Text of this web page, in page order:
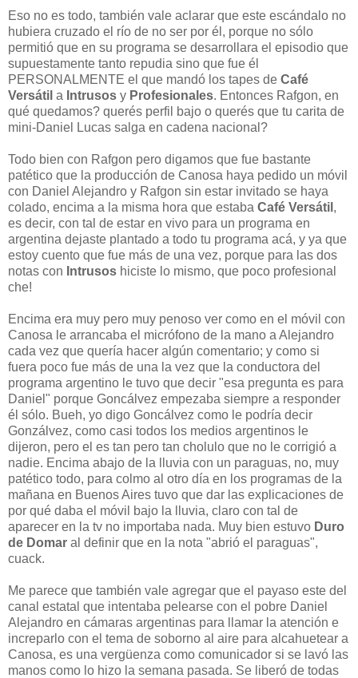
Eso no es todo, también vale aclarar que este escándalo no
hubiera cruzado el río de no ser por él, porque no sólo
permitió que en su programa se desarrollara el episodio que
supuestamente tanto repudia sino que fue él
PERSONALMENTE el que mandó los tapes de Café
Versátil a Intrusos y Profesionales. Entonces Rafgon, en
qué quedamos? querés perfil bajo o querés que tu carita de
mini-Daniel Lucas salga en cadena nacional?
Todo bien con Rafgon pero digamos que fue bastante
patético que la producción de Canosa haya pedido un móvil
con Daniel Alejandro y Rafgon sin estar invitado se haya
colado, encima a la misma hora que estaba Café Versátil ,
es decir, con tal de estar en vivo para un programa en
argentina dejaste plantado a todo tu programa acá, y ya que
estoy cuento que fue más de una vez, porque para las dos
notas con Intrusos hiciste lo mismo, que poco profesional
che!
Encima era muy pero muy penoso ver como en el móvil con
Canosa le arrancaba el micrófono de la mano a Alejandro
cada vez que quería hacer algún comentario; y como si
fuera poco fue más de una la vez que la conductora del
programa argentino le tuvo que decir "esa pregunta es para
Daniel" porque Goncálvez empezaba siempre a responder
él sólo. Bueh, yo digo Goncálvez como le podría decir
Gonzálvez, como casi todos los medios argentinos le
dijeron, pero el es tan pero tan cholulo que no le corrigió a
nadie. Encima abajo de la lluvia con un paraguas, no, muy
patético todo, para colmo al otro día en los programas de la
mañana en Buenos Aires tuvo que dar las explicaciones de
por qué daba el móvil bajo la lluvia, claro con tal de
aparecer en la tv no importaba nada. Muy bien estuvo Duro
de Domar al definir que en la nota "abrió el paraguas",
cuack.
Me parece que también vale agregar que el payaso este del
canal estatal que intentaba pelearse con el pobre Daniel
Alejandro en cámaras argentinas para llamar la atención e
increparlo con el tema de soborno al aire para alcahuetear a
Canosa, es una vergüenza como comunicador si se lavó las
manos como lo hizo la semana pasada. Se liberó de todas